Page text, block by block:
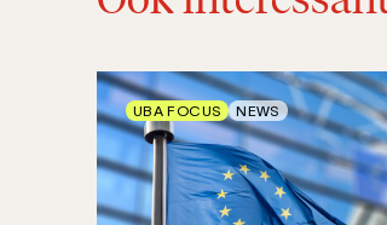
UBA FOCUS NEWS